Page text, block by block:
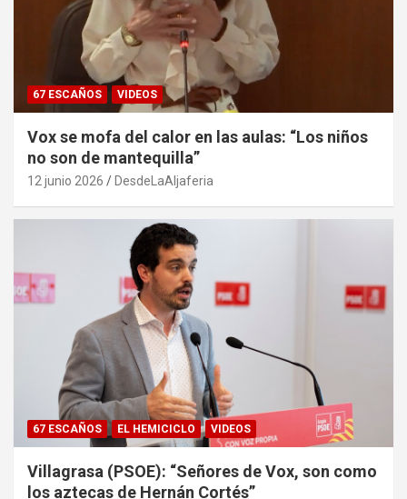
67 ESCAÑOS VIDEOS
Vox se mofa del calor en las aulas: “Los niños
no son de mantequilla”
12 junio 2026 DesdeLaAljaferia
67 ESCAÑOS EL HEMICICLO VIDEOS
Villagrasa (PSOE): “Señores de Vox, son como
los aztecas de Hernán Cortés”